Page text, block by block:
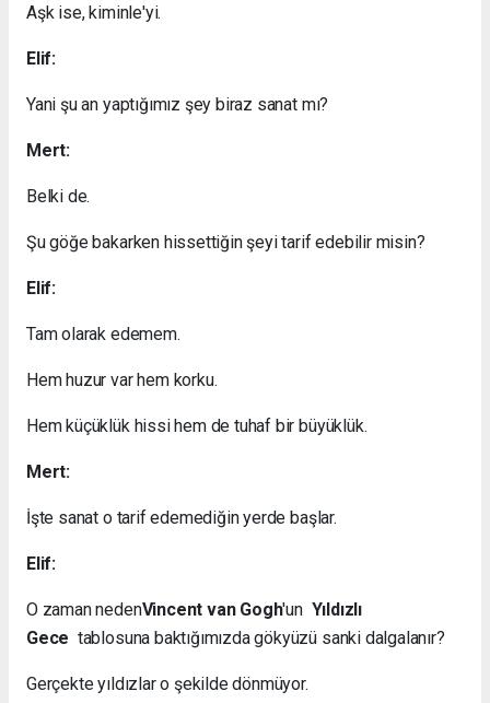
Aşk ise, kiminle'yi.
Elif:
Yani şu an yaptığımız şey biraz sanat mı?
Mert:
Belki de.
Şu göğe bakarken hissettiğin şeyi tarif edebilir misin?
Elif:
Tam olarak edemem.
Hem huzur var hem korku.
Hem küçüklük hissi hem de tuhaf bir büyüklük.
Mert:
İşte sanat o tarif edemediğin yerde başlar.
Elif:
O zaman nedenVincent van Gogh'un Yıldızlı
Gece tablosuna baktığımızda gökyüzü sanki dalgalanır?
Gerçekte yıldızlar o şekilde dönmüyor.